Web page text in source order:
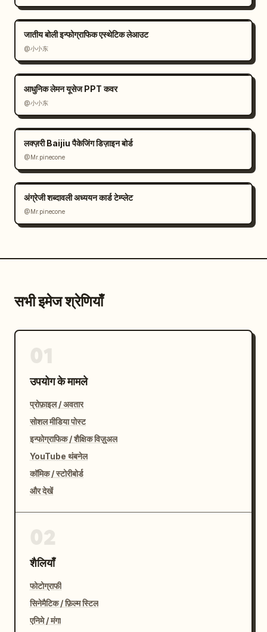
जातीय बोली इन्फोग्राफिक एस्थेटिक लेआउट
@小小东
आधुनिक लेमन यूसेज PPT कवर
@小小东
लक्ज़री Baijiu पैकेजिंग डिज़ाइन बोर्ड
@Mr.pinecone
अंग्रेजी शब्दावली अध्ययन कार्ड टेम्प्लेट
@Mr.pinecone
सभी इमेज श्रेणियाँ
उपयोग के मामले
प्रोफ़ाइल / अवतार
सोशल मीडिया पोस्ट
इन्फोग्राफिक / शैक्षिक विज़ुअल
YouTube थंबनेल
कॉमिक / स्टोरीबोर्ड
और देखें
शैलियाँ
फोटोग्राफी
सिनेमैटिक / फ़िल्म स्टिल
एनिमे / मंगा